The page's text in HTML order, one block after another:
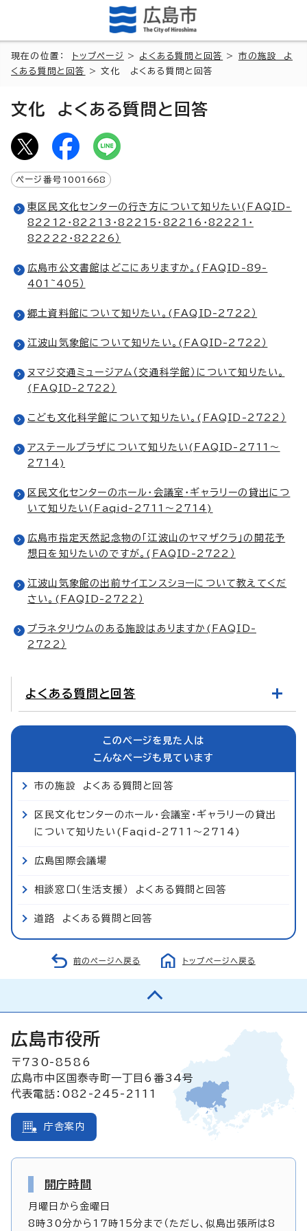
現在の位置： トップページ > よくある質問と回答 > 市の施設 よ
くある質問と回答
> 文化 よくある質問と回答
文化 よくある質問と回答
ページ番号 1001668
東区民文化センターの行き方について知りたい(FAQID-
82212・82213・82215・82216・82221・
82222・82226）
広島市公文書館はどこにありますか。(FAQID-89-
401~405）
郷土資料館について知りたい。(FAQID-2722）
江波山気象館について知りたい。(FAQID-2722）
ヌマジ交通ミュージアム（交通科学館）について知りたい。
(FAQID-2722）
こども文化科学館について知りたい。(FAQID-2722）
アステールプラザについて知りたい(FAQID-2711～
2714)
区民文化センターのホール・会議室・ギャラリーの貸出につ
いて知りたい(Faqid-2711～2714)
広島市指定天然記念物の「江波山のヤマザクラ」の開花予
想日を知りたいのですが。(FAQID-2722）
江波山気象館の出前サイエンスショーについて教えてくだ
さい。(FAQID-2722）
プラネタリウムのある施設はありますか(FAQID-
2722）
よくある質問と回答
このページを見た人は
こんなページも見ています
市の施設 よくある質問と回答
区民文化センターのホール・会議室・ギャラリーの貸出
について知りたい(Faqid-2711～2714)
広島国際会議場
相談窓口（生活支援） よくある質問と回答
道路 よくある質問と回答
前のページへ戻る トップページへ戻る
広島市役所
〒730-8586
広島市中区国泰寺町一丁目6番34号
代表電話：082-245-2111
庁舎案内
開庁時間
月曜日から金曜日
8時30分から17時15分まで（ただし、似島出張所は8